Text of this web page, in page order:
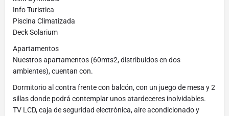
Info Turistica
Piscina Climatizada
Deck Solarium
Apartamentos
Nuestros apartamentos (60mts2, distribuidos en dos
ambientes), cuentan con.
Dormitorio al contra frente con balcón, con un juego de mesa y 2
sillas donde podrá contemplar unos atardeceres inolvidables.
TV LCD, caja de seguridad electrónica, aire acondicionado y